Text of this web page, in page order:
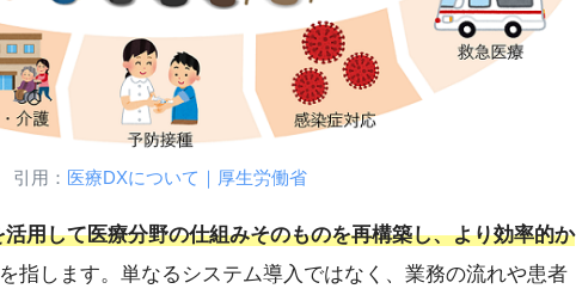
引用： 医療DXについて｜厚生労働省
用して医療分野の仕組みそのものを再構築し、より効率的か
を指します。単なるシステム導入ではなく、業務の流れや患者